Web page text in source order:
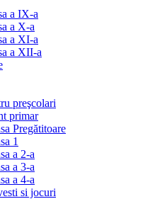
a IX-a
a X-a
a XI-a
a XII-a
preşcolari
primar
Pregătitoare
1
a 2-a
a 3-a
a 4-a
si jocuri